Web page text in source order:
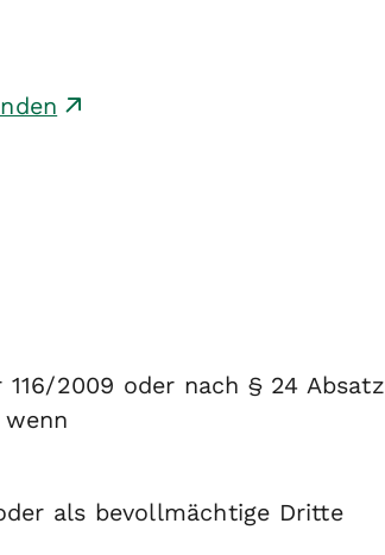
2009 oder nach § 24 Absatz
als bevollmächtige Dritte